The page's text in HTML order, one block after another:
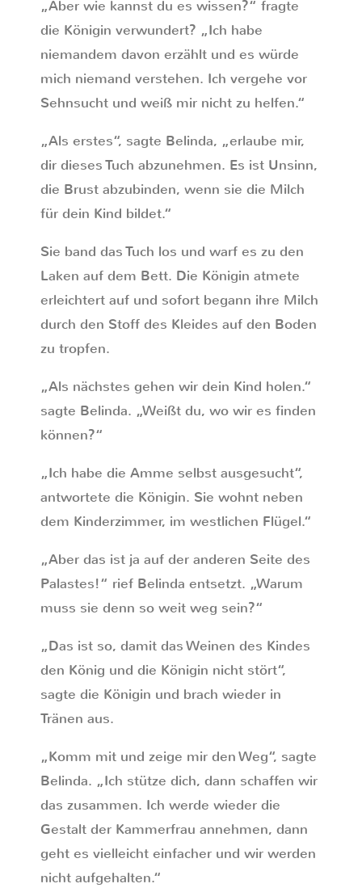
„Aber wie kannst du es wissen?“ fragte
die Königin verwundert? „Ich habe
niemandem davon erzählt und es würde
mich niemand verstehen. Ich vergehe vor
Sehnsucht und weiß mir nicht zu helfen.“
„Als erstes“, sagte Belinda, „erlaube mir,
dir dieses Tuch abzunehmen. Es ist Unsinn,
die Brust abzubinden, wenn sie die Milch
für dein Kind bildet.“
Sie band das Tuch los und warf es zu den
Laken auf dem Bett. Die Königin atmete
erleichtert auf und sofort begann ihre Milch
durch den Stoff des Kleides auf den Boden
zu tropfen.
„Als nächstes gehen wir dein Kind holen.“
sagte Belinda. „Weißt du, wo wir es finden
können?“
„Ich habe die Amme selbst ausgesucht“,
antwortete die Königin. Sie wohnt neben
dem Kinderzimmer, im westlichen Flügel.“
„Aber das ist ja auf der anderen Seite des
Palastes!“ rief Belinda entsetzt. „Warum
muss sie denn so weit weg sein?“
„Das ist so, damit das Weinen des Kindes
den König und die Königin nicht stört“,
sagte die Königin und brach wieder in
Tränen aus.
„Komm mit und zeige mir den Weg“, sagte
Belinda. „Ich stütze dich, dann schaffen wir
das zusammen. Ich werde wieder die
Gestalt der Kammerfrau annehmen, dann
geht es vielleicht einfacher und wir werden
nicht aufgehalten.“